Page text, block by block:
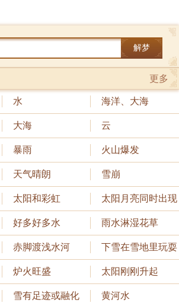
解梦
更多
水 海洋、大海
大海 云
暴雨 火山爆发
天气晴朗 雪崩
太阳和彩虹 太阳月亮同时出现
好多好多水 雨水淋湿花草
赤脚渡浅水河 下雪在雪地里玩耍
炉火旺盛 太阳刚刚升起
雪有足迹或融化 黄河水